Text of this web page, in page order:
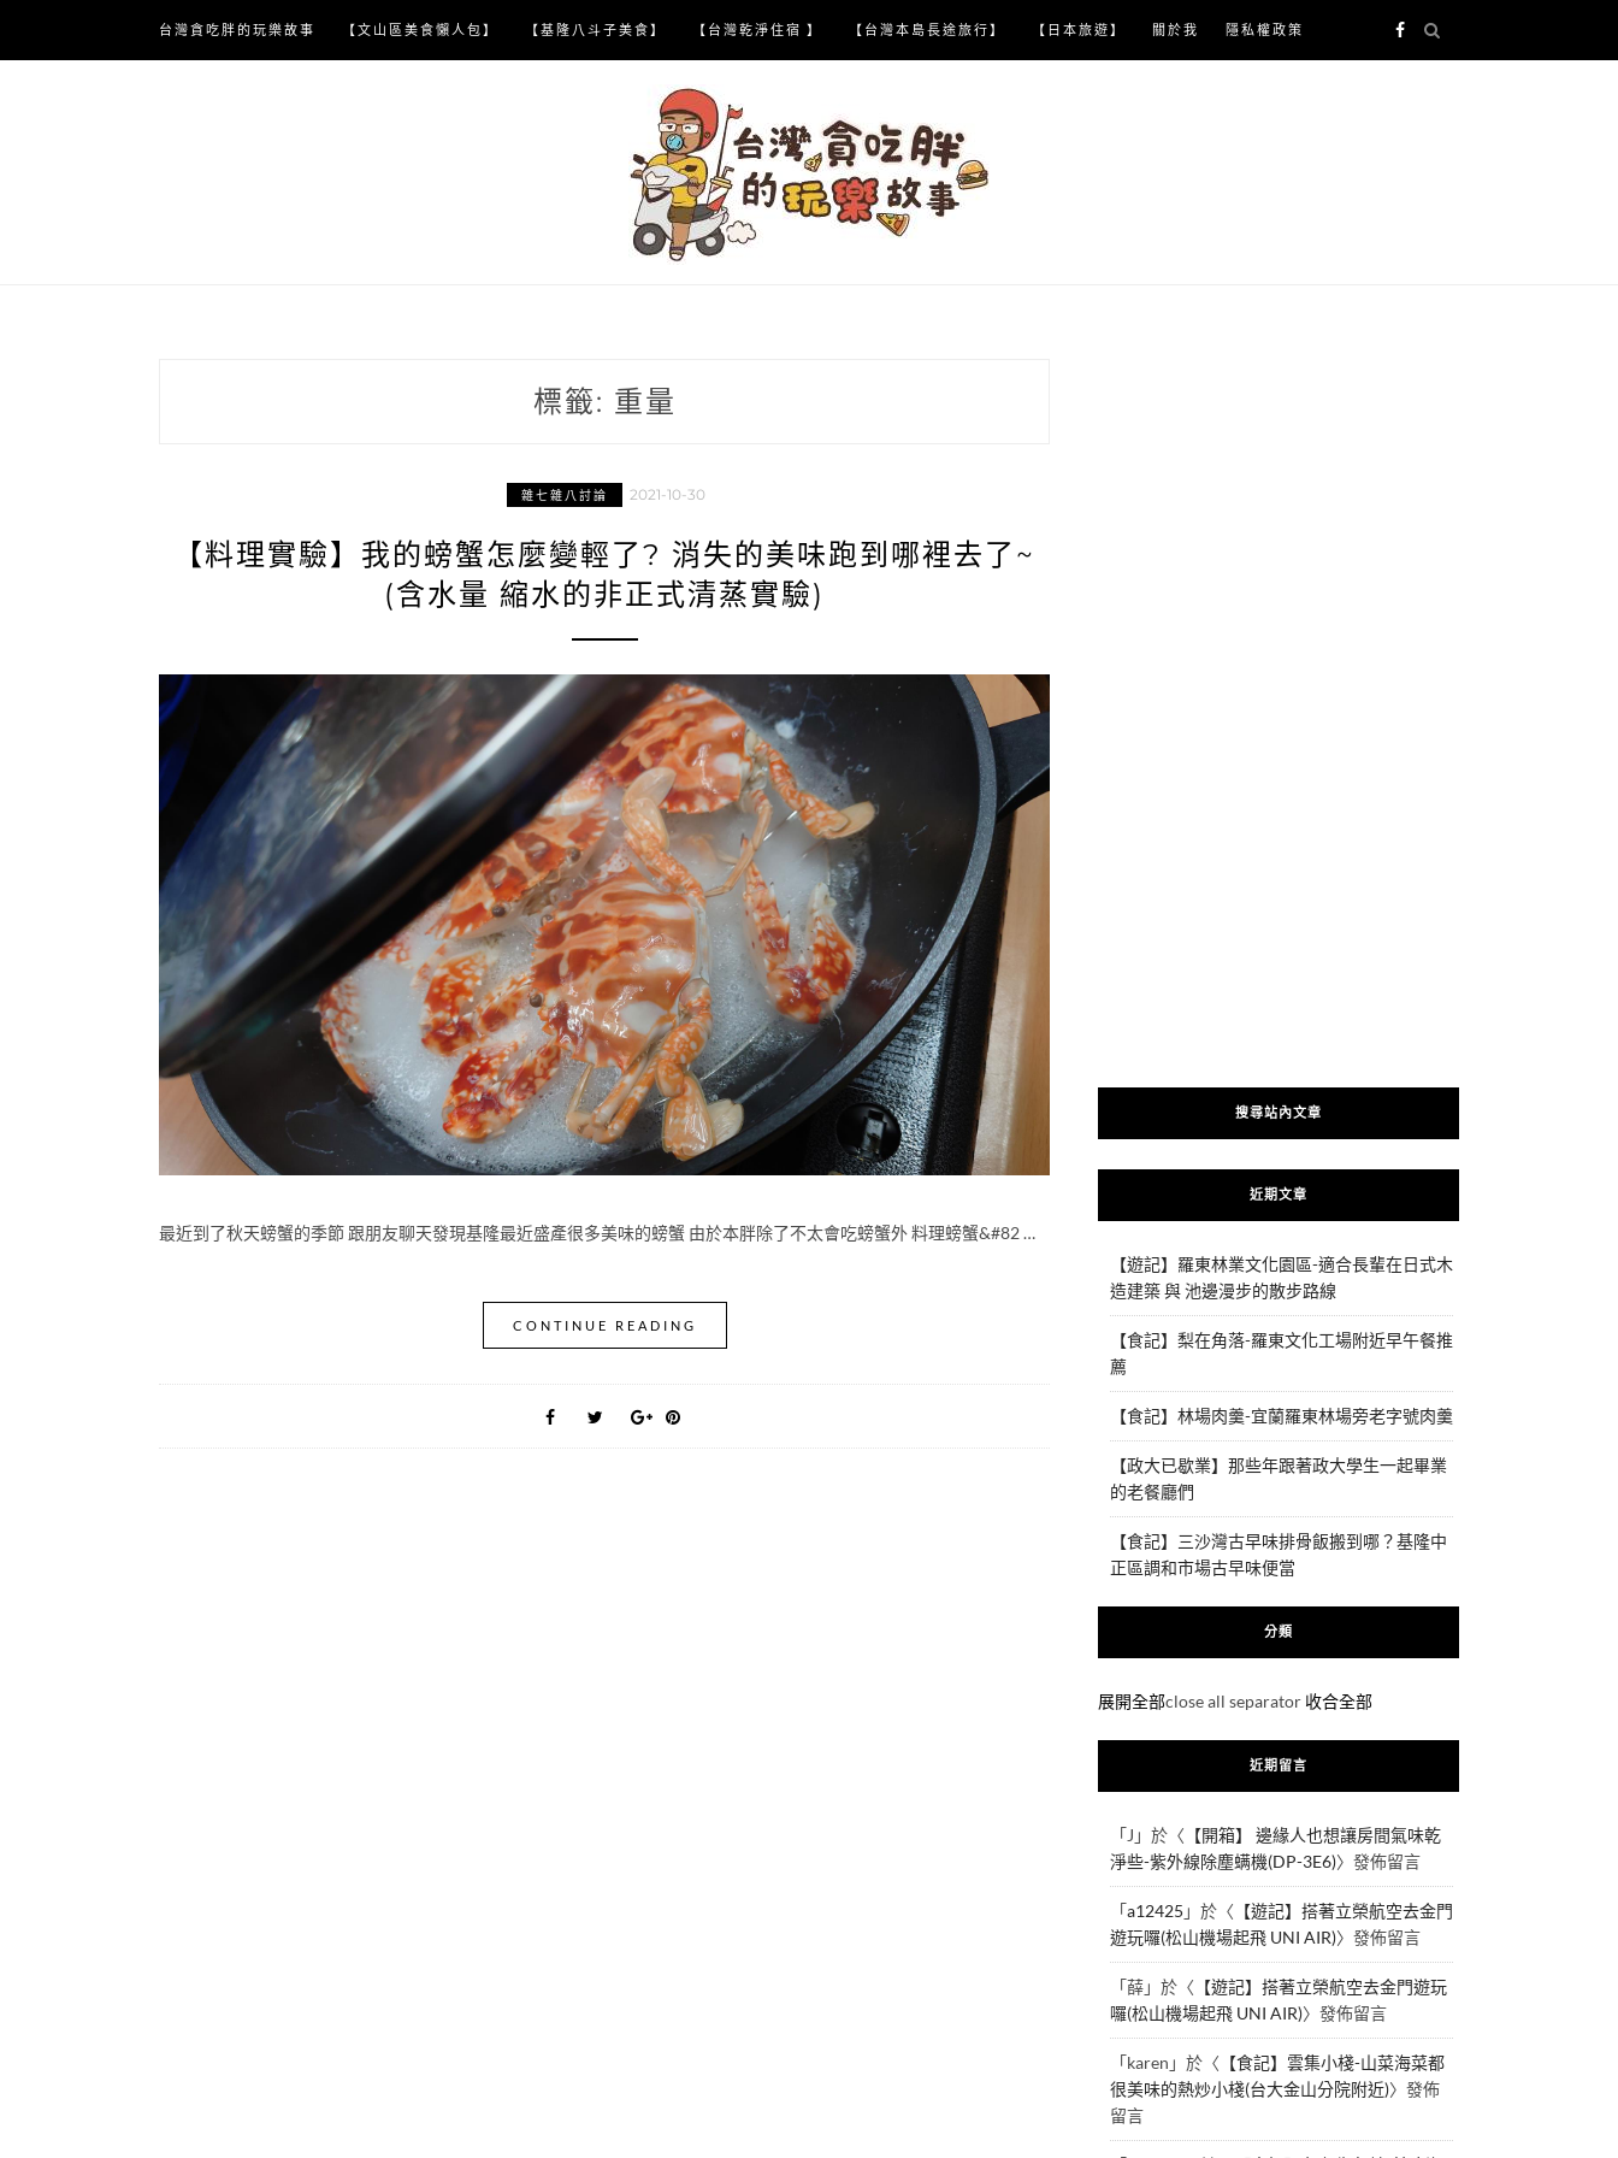
content
台灣貪吃胖的玩樂故事 【文山區美食懶人包】 【基隆八斗子美食】 【台灣乾淨住宿 】 【台灣本島長途旅行】 【日本旅遊】 關於我 隱私權政策
標籤: 重量
雜七雜八討論 2021-10-30
【料理實驗】我的螃蟹怎麼變輕了? 消失的美味跑到哪裡去了~
(含水量 縮水的非正式清蒸實驗)
最近到了秋天螃蟹的季節 跟朋友聊天發現基隆最近盛產很多美味的螃蟹 由於本胖除了不太會吃螃蟹外 料理螃蟹&#82 …
CONTINUE READING
搜尋站內文章
近期文章
【遊記】羅東林業文化園區-適合長輩在日式木
造建築 與 池邊漫步的散步路線
【食記】梨在角落-羅東文化工場附近早午餐推
薦
【食記】林場肉羹-宜蘭羅東林場旁老字號肉羹
【政大已歇業】那些年跟著政大學生一起畢業
的老餐廳們
【食記】三沙灣古早味排骨飯搬到哪？基隆中
正區調和市場古早味便當
分類
展開全部close all separator 收合全部
近期留言
「J 」於〈 【開箱】 邊緣人也想讓房間氣味乾
淨些-紫外線除塵螨機(DP-3E6)〉發佈留言
「a12425 」於〈 【遊記】搭著立榮航空去金門
遊玩囉(松山機場起飛 UNI AIR)〉發佈留言
「薛」於〈 【遊記】搭著立榮航空去金門遊玩
囉(松山機場起飛 UNI AIR)〉發佈留言
「karen 」於〈 【食記】雲集小棧-山菜海菜都
很美味的熱炒小棧(台大金山分院附近)〉發佈
留言